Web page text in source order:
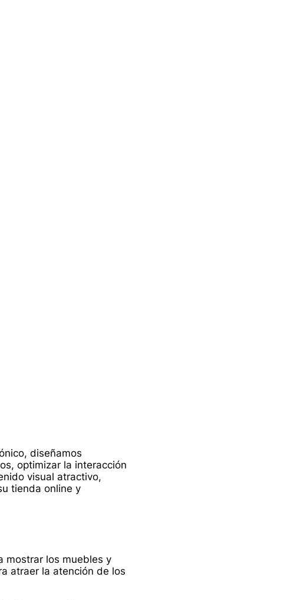
diseñamos
optimizar la interacción
visual atractivo,
tienda online y
mostrar los muebles y
atraer la atención de los